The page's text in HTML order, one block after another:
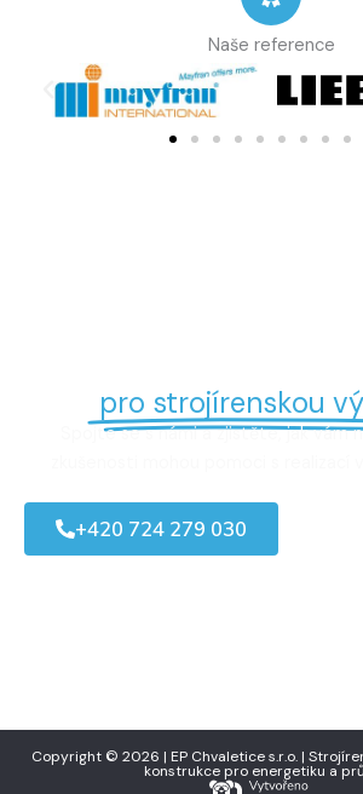
Naše reference
pro strojírenskou
Spojte se s námi a zjistěte, jak vám
+420 724 279 030
Copyright © 2026 | EP Chvaletice s.r.o. |
konstrukce pro energetiku a